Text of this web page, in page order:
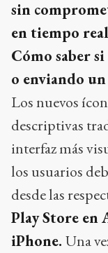
sin
en tiempo
Cómo saber
o enviando un
Los nuevos
descriptivas
interfaz más
los usuarios
desde las
Play Store en
iPhone. Una